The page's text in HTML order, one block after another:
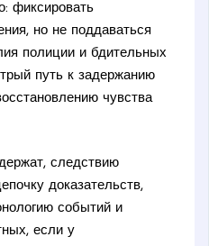
фиксировать
но не поддаваться
полиции и бдительных
путь к задержанию
чувства
следствию
доказательств,
событий и
если у